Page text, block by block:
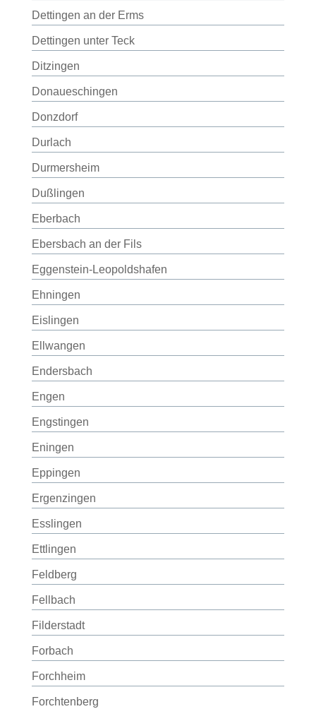
Dettingen an der Erms
Dettingen unter Teck
Ditzingen
Donaueschingen
Donzdorf
Durlach
Durmersheim
Dußlingen
Eberbach
Ebersbach an der Fils
Eggenstein-Leopoldshafen
Ehningen
Eislingen
Ellwangen
Endersbach
Engen
Engstingen
Eningen
Eppingen
Ergenzingen
Esslingen
Ettlingen
Feldberg
Fellbach
Filderstadt
Forbach
Forchheim
Forchtenberg